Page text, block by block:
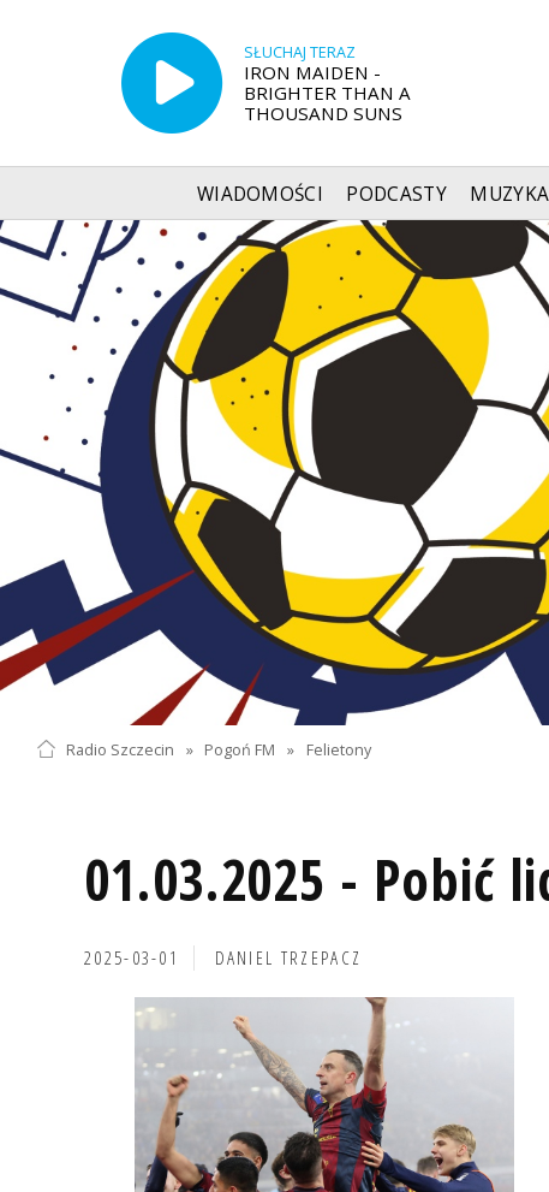
SŁUCHAJ TERAZ
IRON MAIDEN -
BRIGHTER THAN A
THOUSAND SUNS
WIADOMOŚCI PODCASTY MUZYKA
Radio Szczecin » Pogoń FM » Felietony
01.03.2025 - Pobić
2025-03-01 DANIEL TRZEPACZ